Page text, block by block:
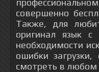
совершенно
Также, для
оригинал язык с
необходимости
ошибки
смотреть в